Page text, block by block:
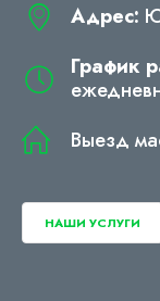
Адрес:
График
Выезд
НАШИ УСЛУГИ